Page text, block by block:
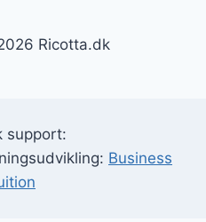
Ricotta.dk
support:
Business